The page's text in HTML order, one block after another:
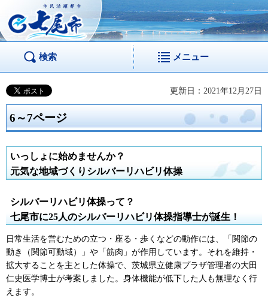
市民活躍都市 七尾
市
検索 メニュー
更新日：2021年12月27日
6～7ページ
いっしょに始めませんか？
元気な地域づくりシルバーリハビリ体操
シルバーリハビリ体操って？
七尾市に25人のシルバーリハビリ体操指導士が誕生！
日常生活を営むための立つ・座る・歩くなどの動作には、「関節の
動き（関節可動域）」や「筋肉」が作用しています。それを維持・
拡大することを主とした体操で、茨城県立健康プラザ管理者の大田
仁史医学博士が考案しました。身体機能が低下した人も無理なく行
えます。